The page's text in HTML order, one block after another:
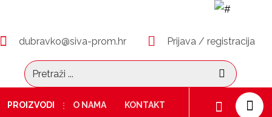
Prijava / registracija
dubravko@siva-prom.hr
PROIZVODI O NAMA KONTAKT